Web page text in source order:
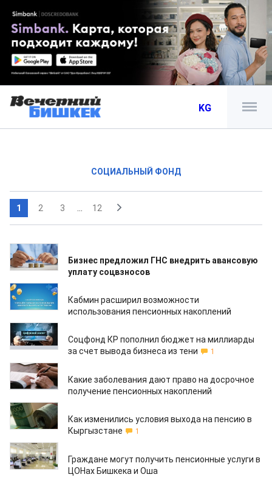
KG
СОЦИАЛЬНЫЙ ФОНД
1 2 3 12
22.06.2026
Бизнес предложил ГНС внедрить авансовую
уплату соцвзносов
15.04.2026
Кабмин расширил возможности
использования пенсионных накоплений
13.04.2026
Соцфонд КР пополнил бюджет на миллиарды
за счет вывода бизнеса из тени
1
31.03.2025
Какие заболевания дают право на досрочное
получение пенсионных накоплений
17.03.2025
Как изменились условия выхода на пенсию в
Кыргызстане
1
17.03.2025
Граждане могут получить пенсионные услуги в
ЦОНах Бишкека и Оша